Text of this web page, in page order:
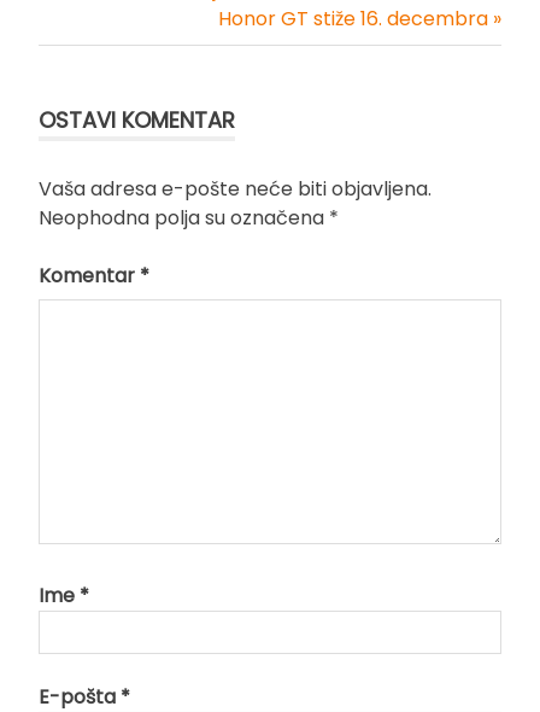
članka
Honor GT stiže 16. decembra »
OSTAVI KOMENTAR
Vaša adresa e-pošte neće biti objavljena.
Neophodna polja su označena *
Komentar *
Ime *
E-pošta *